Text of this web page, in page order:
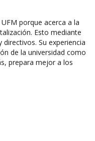
porque acerca a la
Esto mediante
Su experiencia
de la universidad como
prepara mejor a los